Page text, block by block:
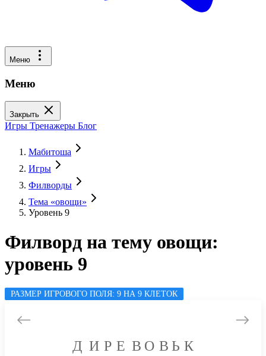
Меню
Меню
Закрыть
Игры Тренажеры Блог
Мабитоша
Игры
Филворды
Тема «овощи»
Уровень 9
Филворд на тему овощи:
уровень 9
РАЗМЕР ИГРОВОГО ПОЛЯ: 9 НА 9 КЛЕТОК
Д И Р Е В О В Ь К